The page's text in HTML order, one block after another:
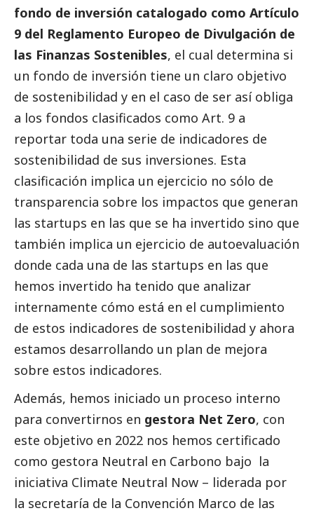
fondo de inversión catalogado como Artículo
9 del Reglamento Europeo de Divulgación de
las Finanzas Sostenibles, el cual determina si
un fondo de inversión tiene un claro objetivo
de sostenibilidad y en el caso de ser así obliga
a los fondos clasificados como Art. 9 a
reportar toda una serie de indicadores de
sostenibilidad de sus inversiones. Esta
clasificación implica un ejercicio no sólo de
transparencia sobre los impactos que generan
las startups en las que se ha invertido sino que
también implica un ejercicio de autoevaluación
donde cada una de las startups en las que
hemos invertido ha tenido que analizar
internamente cómo está en el cumplimiento
de estos indicadores de sostenibilidad y ahora
estamos desarrollando un plan de mejora
sobre estos indicadores.
Además, hemos iniciado un proceso interno
para convertirnos en gestora Net Zero, con
este objetivo en 2022 nos hemos certificado
como gestora Neutral en Carbono bajo la
iniciativa Climate Neutral Now – liderada por
la secretaría de la Convención Marco de las